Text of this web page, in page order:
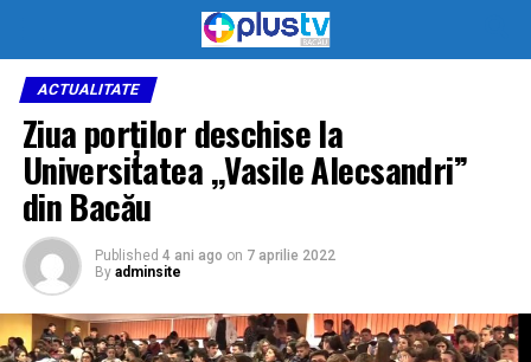
ACTUALITATE
Ziua porților deschise la
Universitatea ,,Vasile Alecsandri”
din Bacău
Published 4 ani ago on 7 aprilie 2022
By adminsite